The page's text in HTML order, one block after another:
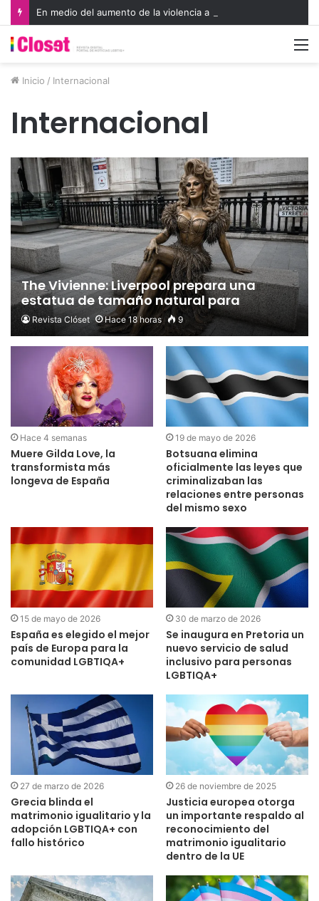
Inicio / Internacional
Internacional
The Vivienne: Liverpool prepara una
estatua de tamaño natural para
homenajear a la estrella de Drag Race UK
Revista Clóset Hace 18 horas 9
Hace 4 semanas
Muere Gilda Love, la
transformista más
longeva de España
19 de mayo de 2026
Botsuana elimina
oficialmente las leyes que
criminalizaban las
relaciones entre personas
del mismo sexo
15 de mayo de 2026
España es elegido el mejor
país de Europa para la
comunidad LGBTIQA+
30 de marzo de 2026
Se inaugura en Pretoria un
nuevo servicio de salud
inclusivo para personas
LGBTIQA+
27 de marzo de 2026
Grecia blinda el
matrimonio igualitario y la
adopción LGBTIQA+ con
fallo histórico
26 de noviembre de 2025
Justicia europea otorga
un importante respaldo al
reconocimiento del
matrimonio igualitario
dentro de la UE